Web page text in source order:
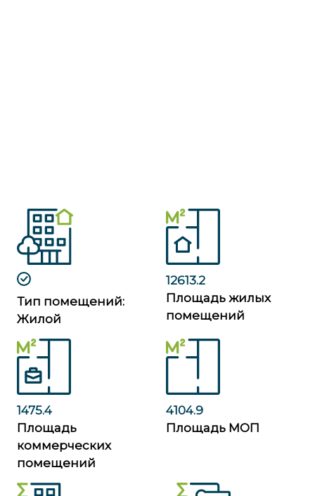
Тип помещений:
Жилой
12613.2
Площадь жилых
помещений
1475.4
Площадь
коммерческих
помещений
4104.9
Площадь МОП